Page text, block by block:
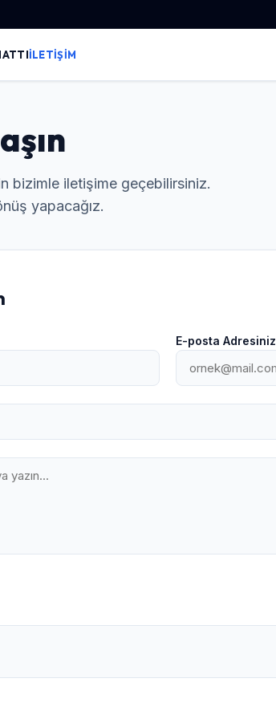
İLETIŞIM
bizimle iletişime geçebilirsiniz.
yapacağız.
E-posta Adresiniz